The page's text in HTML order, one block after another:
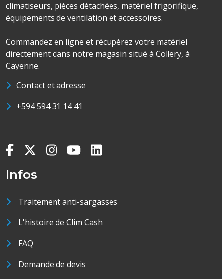
climatiseurs, pièces détachées, matériel frigorifique,
équipements de ventilation et accessoires.
Commandez en ligne et récupérez votre matériel
directement dans notre magasin situé à Collery, à
Cayenne.
Contact et adresse
+594 594 31 14 41
Infos
Traitement anti-sargasses
L'histoire de Clim Cash
FAQ
Demande de devis